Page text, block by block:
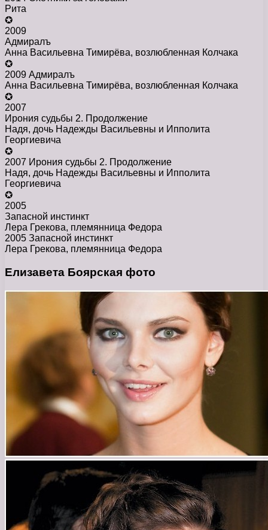
Рита
✪
2009
Адмиралъ
Анна Васильевна Тимирёва, возлюбленная Колчака
✪
2009 Адмиралъ
Анна Васильевна Тимирёва, возлюбленная Колчака
✪
2007
Ирония судьбы 2. Продолжение
Надя, дочь Надежды Васильевны и Ипполита
Георгиевича
✪
2007 Ирония судьбы 2. Продолжение
Надя, дочь Надежды Васильевны и Ипполита
Георгиевича
✪
2005
Запасной инстинкт
Лера Грекова, племянница Федора
2005 Запасной инстинкт
Лера Грекова, племянница Федора
Елизавета Боярская фото